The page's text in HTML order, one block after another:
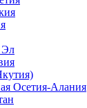
Эл
Осетия-Алания